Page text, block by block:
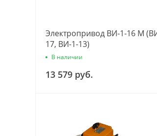
Электропривод ВИ-1-16 М
17, ВИ-1-13)
В наличии
13 579 руб.